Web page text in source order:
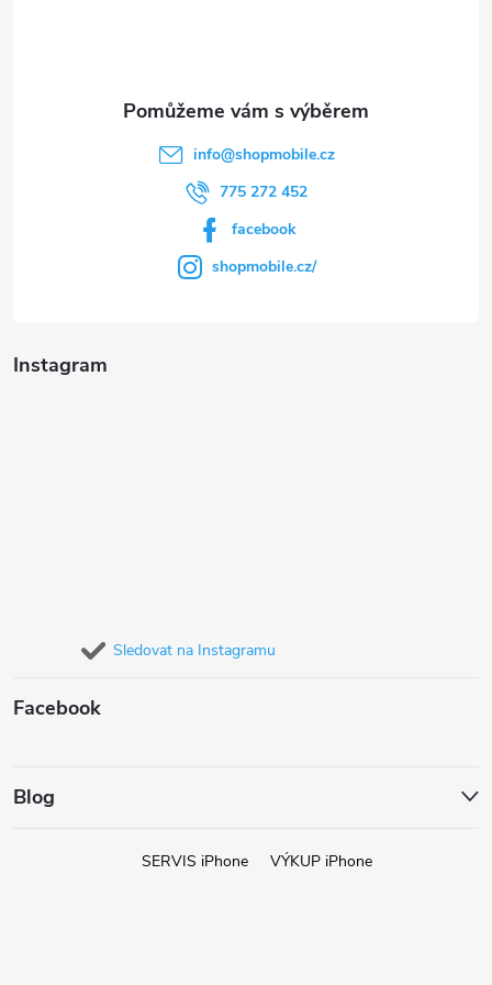
info@shopmobile.cz
775 272 452
facebook
shopmobile.cz/
Instagram
Sledovat na Instagramu
Facebook
Blog
SERVIS iPhone VÝKUP iPhone